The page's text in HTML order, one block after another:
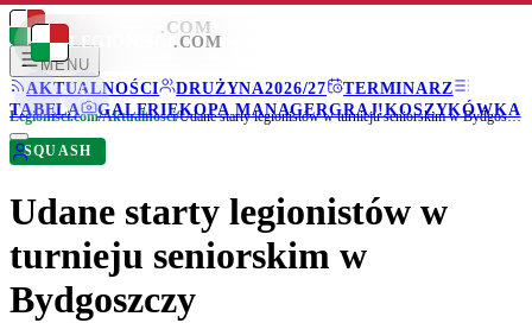
LEGIONISCI .COM
MENU
AKTUALNOŚCI
DRUŻYNA2026/27
TERMINARZ
TABELA
GALERIEKOPA MANAGERGRAJ!KOSZYKÓWKA
LEGIONISCI .COM
Legionisci.com/Aktualności/ Udane starty legionistów w turnieju seniorskim w Bydgoszczy
SQUASH
Udane starty legionistów w
turnieju seniorskim w
Bydgoszczy